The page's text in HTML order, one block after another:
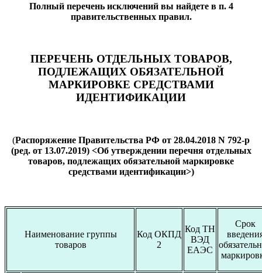
Полный перечень исключений вы найдете в п. 4
правительственных правил.
ПЕРЕЧЕНЬ ОТДЕЛЬНЫХ ТОВАРОВ,
ПОДЛЕЖАЩИХ ОБЯЗАТЕЛЬНОЙ
МАРКИРОВКЕ СРЕДСТВАМИ
ИДЕНТИФИКАЦИИ
(Распоряжение Правительства РФ от 28.04.2018 N 792-р
(ред. от 13.07.2019) <Об утверждении перечня отдельных
товаров, подлежащих обязательной маркировке
средствами идентификации>)
Наименование группы
товаров
Код ОКПД
2
Код ТН
ВЭД
ЕАЭС
Срок